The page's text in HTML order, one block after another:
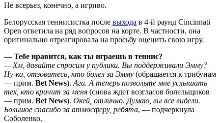
Не всерьез, конечно, а игриво.
Белорусская теннисистка после выхода в 4-й раунд Cincinnati
Open ответила на ряд вопросов на корте. В частности, она
оригинально отреагировала на просьбу оценить свою игру.
— Тебе нравится, как ты играешь в теннис?
— Хм, давайте спросим у публики. Вы поддерживали Эмму?
Ну-ка, отзовитесь, кто болел за Эмму (обращается к трибунам
— прим. Bet News). Ага. А теперь позвольте мне услышать
тех, кто кричит за меня (снова ждет возгласов болельщиков
— прим. Bet News). Окей, отлично. Думаю, вы все видели.
Большое спасибо за атмосферу, ребята, — подчеркнула
Соболенко.